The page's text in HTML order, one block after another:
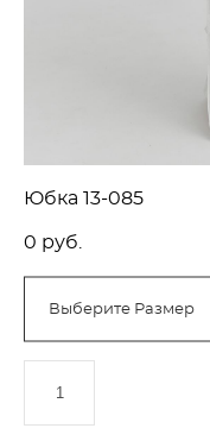
Юбка 13-085
0 pуб.
Выберите Размер